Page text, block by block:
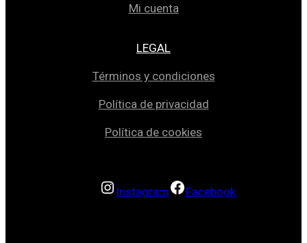
Mi cuenta
LEGAL
Términos y condiciones
Política de privacidad
Política de cookies
Instagram Facebook